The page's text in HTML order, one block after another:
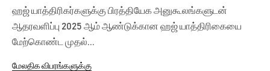
ஹஜ் யாத்திரிகர்களுக்கு பிரத்தியேக அனுகூலங்களுடன்
ஆதரவளிப்பு 2025 ஆம் ஆண்டுக்கான ஹஜ் யாத்திரிகையை
மேற்கொண்ட முதல்...
மேலதிக விபரங்களுக்கு